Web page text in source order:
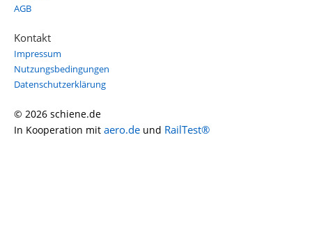
AGB
Kontakt
Impressum
Nutzungsbedingungen
Datenschutzerklärung
© 2026 schiene.de
In Kooperation mit aero.de und RailTest®